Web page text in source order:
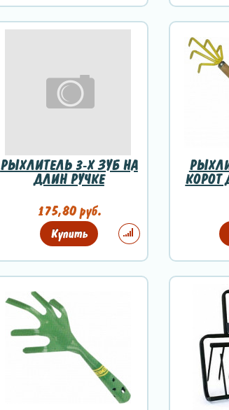
РЫХЛИТЕЛЬ 3-Х ЗУБ НА
ДЛИН РУЧКЕ
175,80 руб.
Купить
КОРОТ